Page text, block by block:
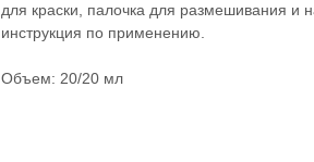
для краски, палочка для размешивания и
инструкция по применению.
Объем: 20/20 мл